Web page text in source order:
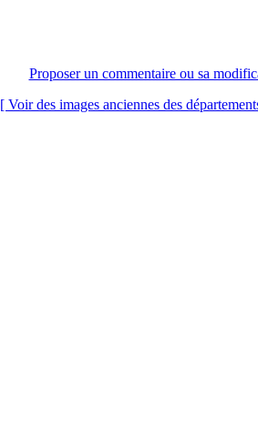
Proposer un commentaire ou sa
[ Voir des images anciennes des